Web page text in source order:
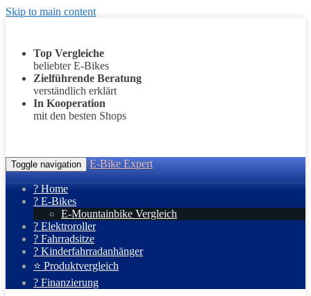
Skip to main content
Top Vergleiche
beliebter E-Bikes
Zielführende Beratung
verständlich erklärt
In Kooperation
mit den besten Shops
Toggle navigation E-Bike Expert
? Home
? E-Bikes
E-Mountainbike Vergleich
? Elektroroller
? Fahrradsitze
? Kinderfahrradanhänger
⭐ Produktvergleich
? Finanzierung